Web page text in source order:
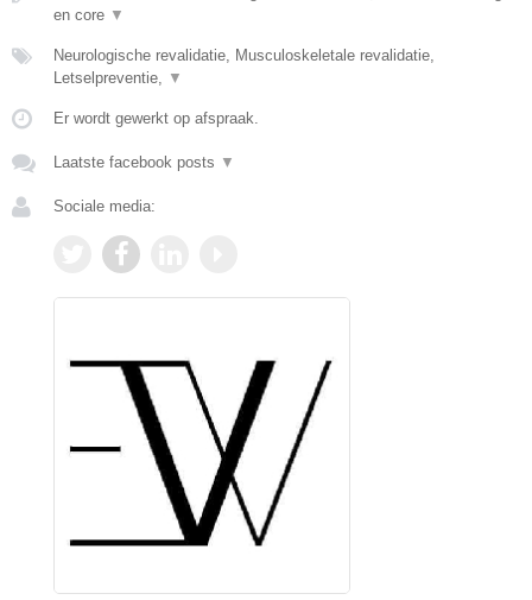
en core ▼
Neurologische revalidatie, Musculoskeletale revalidatie,
Letselpreventie, ▼
Er wordt gewerkt op afspraak.
Laatste facebook posts ▼
Sociale media: